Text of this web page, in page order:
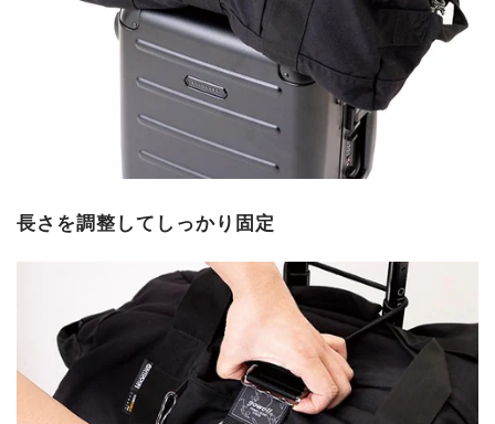
長さを調整してしっかり固定